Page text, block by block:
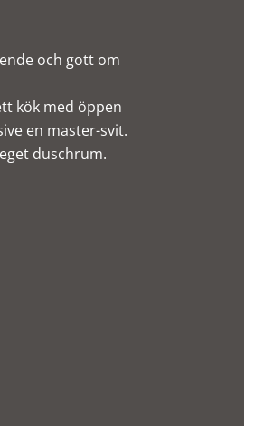
och gott om
kök med öppen
en master-svit.
duschrum.